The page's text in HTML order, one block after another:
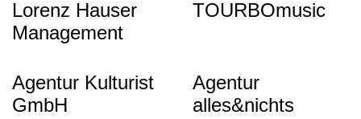
Lorenz Hauser
Management
TOURBOmusic
Agentur Kulturist
GmbH
Agentur
alles&nichts